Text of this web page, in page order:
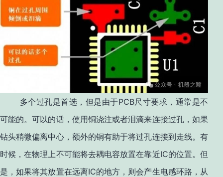
多个过孔是首选，但是由于PCB尺寸要求，通常是不
可能的。可以的话，使用铜浇注或者泪滴来连接过孔，如果
钻头稍微偏离中心，额外的铜有助于将过孔连接到走线。有
时候，在物理上不可能将去耦电容放置在靠近IC的位置。但
是，如果将其放置在远离IC的地方，则会产生电感环路，从